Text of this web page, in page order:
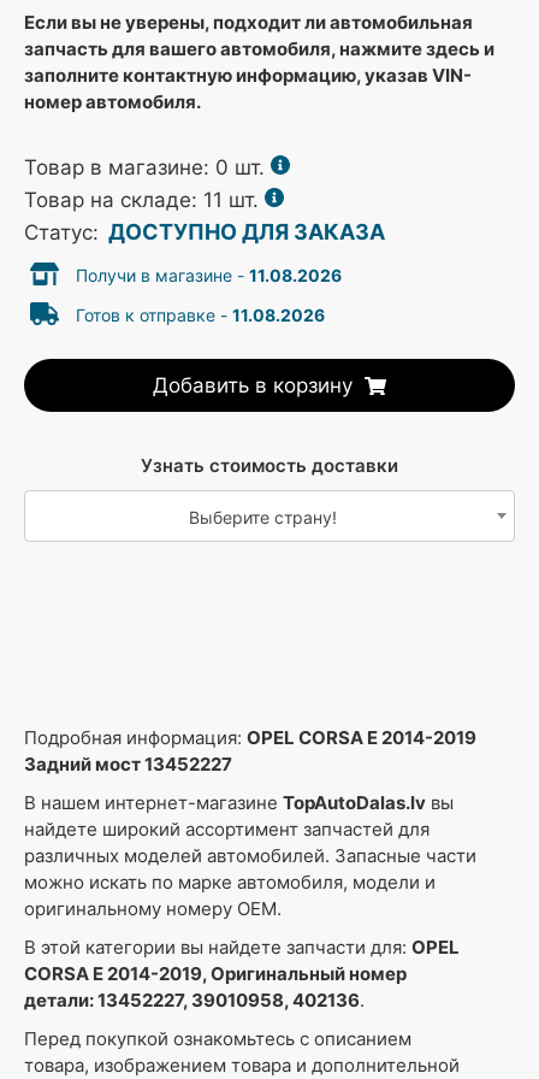
Если вы не уверены, подходит ли автомобильная
запчасть для вашего автомобиля, нажмите здесь и
заполните контактную информацию, указав VIN-
номер автомобиля.
Товар в магазине: 0 шт.
Товар на складе: 11 шт.
Статус: ДОСТУПНО ДЛЯ ЗАКАЗА
Получи в магазине - 11.08.2026
Готов к отправке - 11.08.2026
Добавить в корзину
Узнать стоимость доставки
Выберите страну!
Подробная информация: OPEL CORSA E 2014-2019
Задний мост 13452227
В нашем интернет-магазине TopAutoDalas.lv вы
найдете широкий ассортимент запчастей для
различных моделей автомобилей. Запасные части
можно искать по марке автомобиля, модели и
оригинальному номеру OEM.
В этой категории вы найдете запчасти для: OPEL
CORSA E 2014-2019, Оригинальный номер
детали: 13452227, 39010958, 402136.
Перед покупкой ознакомьтесь с описанием
товара, изображением товара и дополнительной